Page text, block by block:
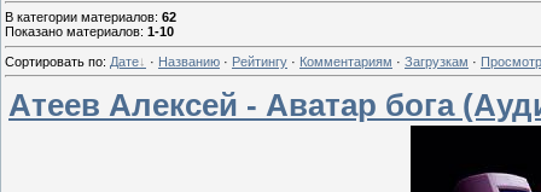
В категории материалов: 62
Показано материалов: 1-10
Сортировать по: Дате · Названию · Рейтингу · Комментариям · Загрузкам ·
Атеев Алексей - Аватар бога